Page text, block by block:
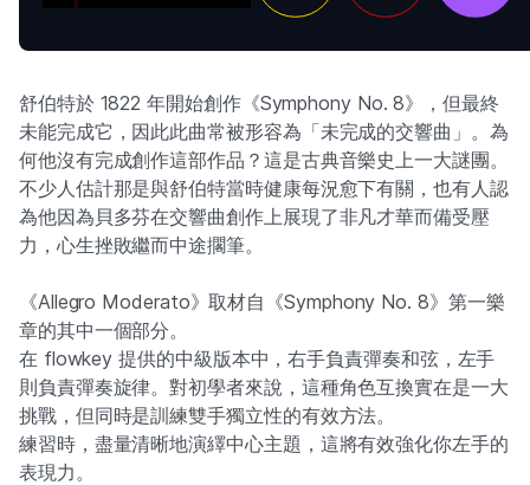
舒伯特於 1822 年開始創作《Symphony No. 8》，但最終
未能完成它，因此此曲常被形容為「未完成的交響曲」。為
何他沒有完成創作這部作品？這是古典音樂史上一大謎團。
不少人估計那是與舒伯特當時健康每況愈下有關，也有人認
為他因為貝多芬在交響曲創作上展現了非凡才華而備受壓
力，心生挫敗繼而中途擱筆。
《Allegro Moderato》取材自《Symphony No. 8》第一樂
章的其中一個部分。
在 flowkey 提供的中級版本中，右手負責彈奏和弦，左手
則負責彈奏旋律。對初學者來說，這種角色互換實在是一大
挑戰，但同時是訓練雙手獨立性的有效方法。
練習時，盡量清晰地演繹中心主題，這將有效強化你左手的
表現力。